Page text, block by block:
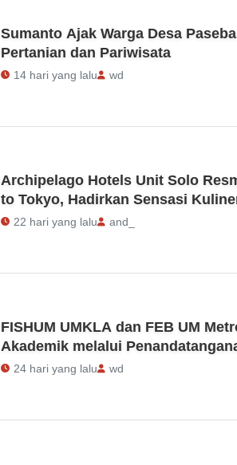
Sumanto Ajak Warga Desa
Pertanian dan Pariwisata
14 hari yang lalu wd
Archipelago Hotels Unit Solo
to Tokyo, Hadirkan Sensasi
22 hari yang lalu and_
FISHUM UMKLA dan FEB UM
Akademik melalui
Umum
24 hari yang lalu wd